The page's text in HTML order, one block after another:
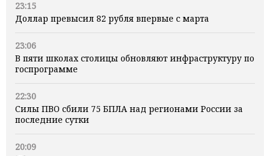
23:15
Доллар превысил 82 рубля впервые с марта
23:06
В пяти школах столицы обновляют инфраструктуру по
госпрограмме
22:30
Силы ПВО сбили 75 БПЛА над регионами России за
последние сутки
20:09